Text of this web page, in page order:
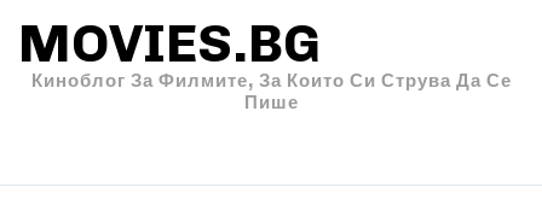
MOVIES.BG
Киноблог За Филмите, За Които Си Струва Да Се
Пише